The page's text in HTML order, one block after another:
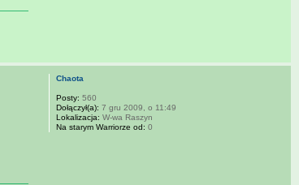
Chaota
Posty: 560
Dołączył(a): 7 gru 2009, o 11:49
Lokalizacja: W-wa Raszyn
Na starym Warriorze od: 0